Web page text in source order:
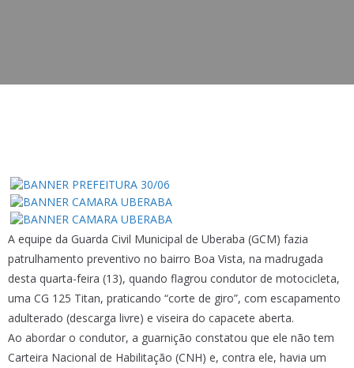
A equipe da Guarda Civil Municipal de Uberaba (GCM) fazia
patrulhamento preventivo no bairro Boa Vista, na madrugada
desta quarta-feira (13), quando flagrou condutor de motocicleta,
uma CG 125 Titan, praticando “corte de giro”, com escapamento
adulterado (descarga livre) e viseira do capacete aberta.
Ao abordar o condutor, a guarnição constatou que ele não tem
Carteira Nacional de Habilitação (CNH) e, contra ele, havia um